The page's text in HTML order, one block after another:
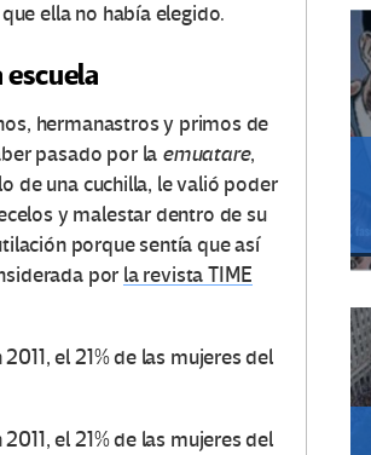
ella no había elegido.
hermanastros y primos de
pasado por la emuatare,
de una cuchilla, le valió poder
y malestar dentro de su
porque sentía que así
por la revista TIME
el 21% de las mujeres del
el 21% de las mujeres del